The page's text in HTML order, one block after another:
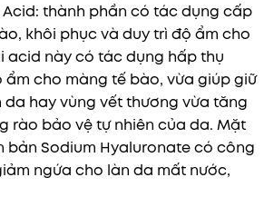
thành phần có tác dụng cấp
khôi phục và duy trì độ ẩm cho
acid này có tác dụng hấp thụ
ẩm cho màng tế bào, vừa giúp giữ
da hay vùng vết thương vừa tăng
rào bảo vệ tự nhiên của da. Mặt
bản Sodium Hyaluronate có công
ngứa cho làn da mất nước,